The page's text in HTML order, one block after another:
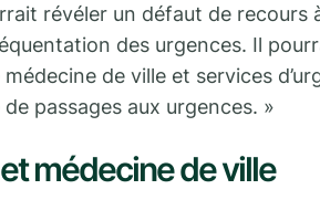
révéler un défaut de recours
des urgences. Il
de ville et services
passages aux urgences. »
médecine de ville